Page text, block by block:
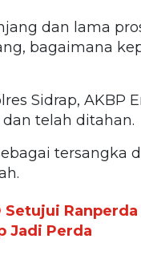
dan lama
bagaimana
Sidrap, AKBP
telah ditahan.
tersangka
Setujui
Jadi Perda